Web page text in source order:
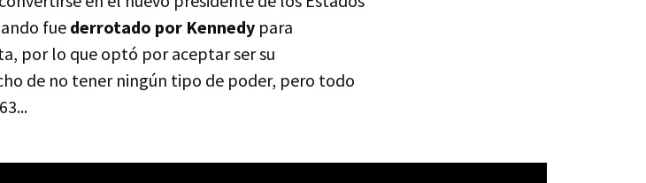
fue derrotado por Kennedy para
por lo que optó por aceptar ser su
de no tener ningún tipo de poder, pero todo